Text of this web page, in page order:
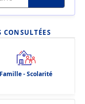
CONSULTÉES
Famille - Scolarité